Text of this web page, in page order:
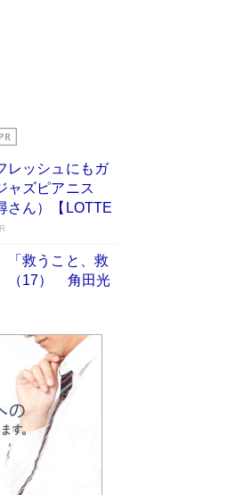
年の物語に幕 特装
政伸が明かし
の葛藤 インティマ
れたNHK『大奥』
レッシュにもガ
ャズピアニス
さん）【LOTTE
「救うこと、救
（17） 角田光